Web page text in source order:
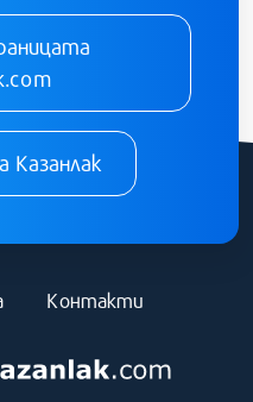
Казанлак
Контакти